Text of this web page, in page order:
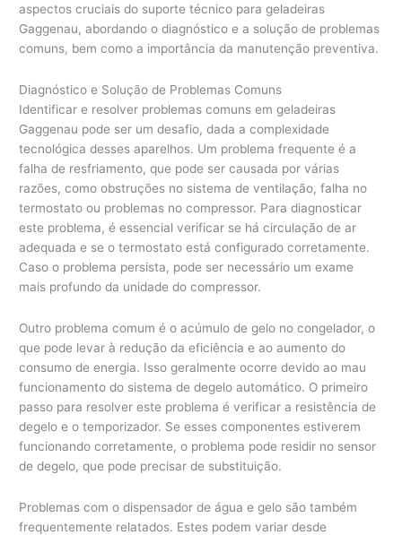
aspectos cruciais do suporte técnico para geladeiras
Gaggenau, abordando o diagnóstico e a solução de problemas
comuns, bem como a importância da manutenção preventiva.
Diagnóstico e Solução de Problemas Comuns
Identificar e resolver problemas comuns em geladeiras
Gaggenau pode ser um desafio, dada a complexidade
tecnológica desses aparelhos. Um problema frequente é a
falha de resfriamento, que pode ser causada por várias
razões, como obstruções no sistema de ventilação, falha no
termostato ou problemas no compressor. Para diagnosticar
este problema, é essencial verificar se há circulação de ar
adequada e se o termostato está configurado corretamente.
Caso o problema persista, pode ser necessário um exame
mais profundo da unidade do compressor.
Outro problema comum é o acúmulo de gelo no congelador, o
que pode levar à redução da eficiência e ao aumento do
consumo de energia. Isso geralmente ocorre devido ao mau
funcionamento do sistema de degelo automático. O primeiro
passo para resolver este problema é verificar a resistência de
degelo e o temporizador. Se esses componentes estiverem
funcionando corretamente, o problema pode residir no sensor
de degelo, que pode precisar de substituição.
Problemas com o dispensador de água e gelo são também
frequentemente relatados. Estes podem variar desde